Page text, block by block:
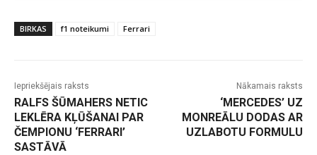
BIRKAS f1 noteikumi Ferrari
Iepriekšējais raksts
RALFS ŠŪMAHERS NETIC
LEKLĒRA KĻŪŠANAI PAR
ČEMPIONU ‘FERRARI’
SASTĀVĀ
Nākamais raksts
‘MERCEDES’ UZ
MONREĀLU DODAS AR
UZLABOTU FORMULU